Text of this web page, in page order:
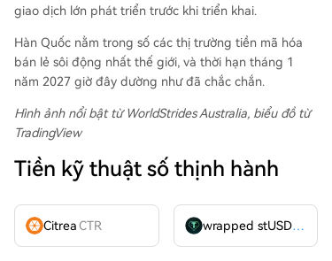
giao dịch lớn phát triển trước khi triển khai.
Hàn Quốc nằm trong số các thị trường tiền mã hóa
bán lẻ sôi động nhất thế giới, và thời hạn tháng 1
năm 2027 giờ đây dường như đã chắc chắn.
Hình ảnh nổi bật từ WorldStrides Australia, biểu đồ từ
TradingView
Tiền kỹ thuật số thịnh hành
CitreaCTR wrapped stUSDT